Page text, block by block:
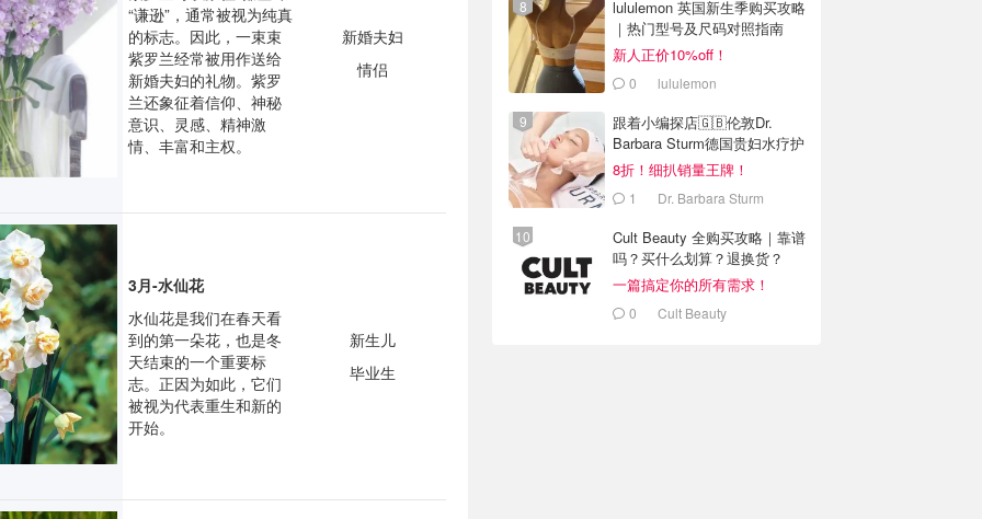
“谦逊”，通常被视为纯真
的标志。因此，一束束
紫罗兰经常被用作送给
新婚夫妇的礼物。紫罗
兰还象征着信仰、神秘
意识、灵感、精神激
情、丰富和主权。
新婚夫妇
情侣
3月-水仙花
水仙花是我们在春天看
到的第一朵花，也是冬
天结束的一个重要标
志。正因为如此，它们
被视为代表重生和新的
开始。
新生儿
毕业生
lululemon 英国新生季购买攻略
｜热门型号及尺码对照指南
新人正价10%off！
0 lululemon
跟着小编探店🇬🇧伦敦Dr.
Barbara Sturm德国贵妇水疗护
肤
8折！细扒销量王牌！
1 Dr. Barbara Sturm
Cult Beauty 全购买攻略｜靠谱
吗？买什么划算？退换货？
一篇搞定你的所有需求！
0 Cult Beauty